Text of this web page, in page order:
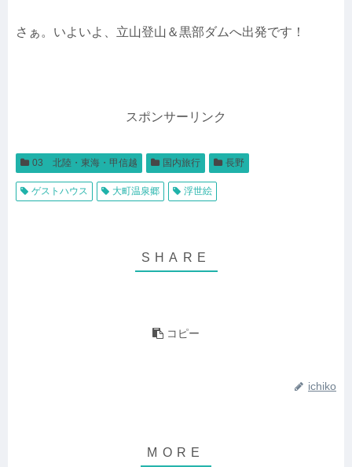
さぁ。いよいよ、立山登山＆黒部ダムへ出発です！
スポンサーリンク
03 北陸・東海・甲信越 国内旅行 長野
ゲストハウス 大町温泉郷 浮世絵
コピー
ichiko